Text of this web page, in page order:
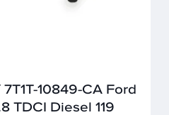
10849-CA Ford
TDCI Diesel 119